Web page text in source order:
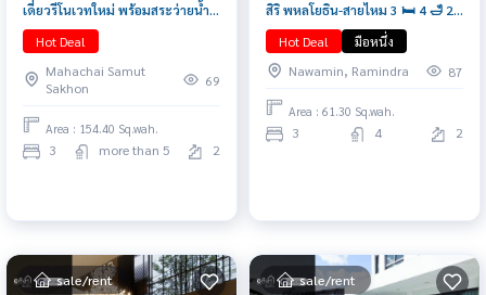
เดี่ยวรีโนเวทใหม่ พร้อมสระว่ายน้ำ
เพียง 11.9 ล้าน 📲 𝟎𝟔𝟒-𝟕𝟗𝟒𝟒𝟐𝟔𝟑(คุณ
น้ำ)
Hot Deal
Mahachai Samut
Sakhon
69
Area : 154.40 Sq.wah.
3 more than 5 2
สิริ พหลโยธิน-สายไหม 3 🛏️ 4 🛁 2
🚘 188 ตร.ม. 61.30 ตร.วา. ดีลตรง
โครงการ 065-6956939 ลูกเกด
Hot Deal
มือหนึ่ง
Nawamin, Ramindra
87
Area : 61.30 Sq.wah.
3 4 2
sale/rent sale/rent